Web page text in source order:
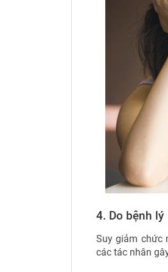
4. Do bệnh lý
Suy giảm chức
các tác nhân